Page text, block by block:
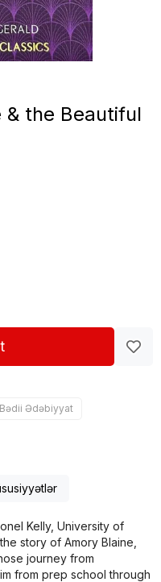
& the Beautiful
Ədəbiyyat
Kelly, University of
story of Amory Blaine,
journey from
from prep school through